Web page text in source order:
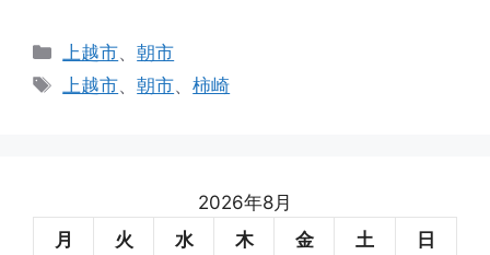
カ
テ
上越市、朝市
タ上越市、朝市、柿崎
2026年8月
月
火 水 木 金 土 日